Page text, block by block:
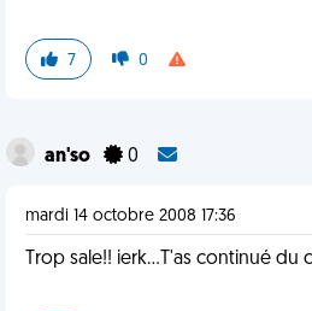
7 0
an'so 0
mardi 14 octobre 2008 17:36
Trop sale!! ierk...T'as continué du